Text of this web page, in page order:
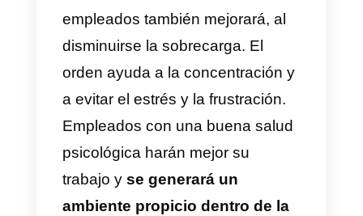
Las etiquetas ayudan a clasificar
a los clientes. Los criterios son
muy variados y dependerá
exclusivamente de lo que la
empresa requiera. Se pueden
poner en cualquier momento y